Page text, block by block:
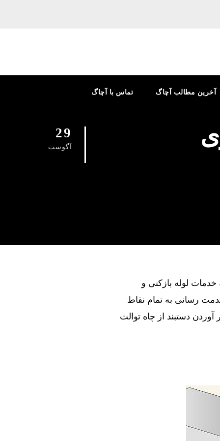
تماس با آچاگ آخرین مطالب آچاگ
29
آگوست
در ارائه خدمات لوله بازکنی و
رسانی به تمام نقاط
دستبند از چاه توالت